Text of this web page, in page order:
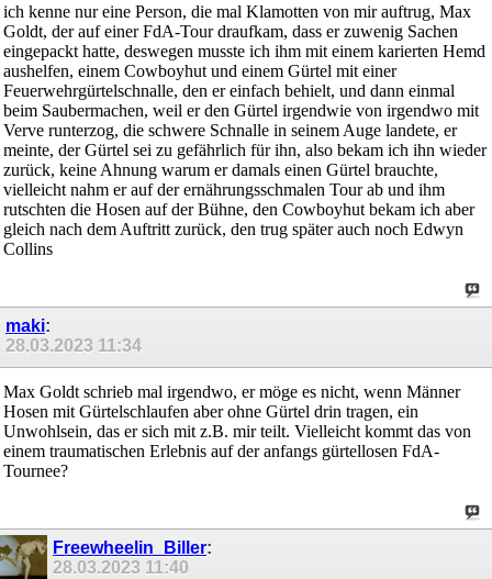
ich kenne nur eine Person, die mal Klamotten von mir auftrug, Max
Goldt, der auf einer FdA-Tour draufkam, dass er zuwenig Sachen
eingepackt hatte, deswegen musste ich ihm mit einem karierten Hemd
aushelfen, einem Cowboyhut und einem Gürtel mit einer
Feuerwehrgürtelschnalle, den er einfach behielt, und dann einmal
beim Saubermachen, weil er den Gürtel irgendwie von irgendwo mit
Verve runterzog, die schwere Schnalle in seinem Auge landete, er
meinte, der Gürtel sei zu gefährlich für ihn, also bekam ich ihn wieder
zurück, keine Ahnung warum er damals einen Gürtel brauchte,
vielleicht nahm er auf der ernährungsschmalen Tour ab und ihm
rutschten die Hosen auf der Bühne, den Cowboyhut bekam ich aber
gleich nach dem Auftritt zurück, den trug später auch noch Edwyn
Collins
maki:
28.03.2023 11:34
Max Goldt schrieb mal irgendwo, er möge es nicht, wenn Männer
Hosen mit Gürtelschlaufen aber ohne Gürtel drin tragen, ein
Unwohlsein, das er sich mit z.B. mir teilt. Vielleicht kommt das von
einem traumatischen Erlebnis auf der anfangs gürtellosen FdA-
Tournee?
Freewheelin_Biller:
28.03.2023 11:40